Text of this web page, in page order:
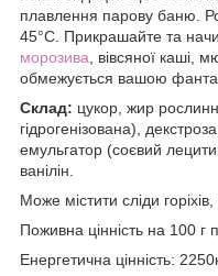
плавлення парову баню.
45°C. Прикрашайте та
морозива , вівсяної каші,
обмежується вашою
Склад: цукор, жир
гідрогенізована),
емульгатор (соєвий
ванілін.
Може містити сліди
Поживна цінність на 100 г
Енергетична цінність: